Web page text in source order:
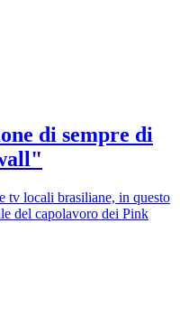
di sempre di
tv locali brasiliane, in questo
del capolavoro dei Pink